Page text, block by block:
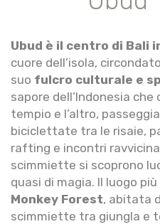
Ubud è il centro di Bali
cuore dell’isola,
suo fulcro culturale e
sapore dell’Indonesia che
tempio e l’altro,
biciclettate tra le risaie,
rafting e incontri
scimmiette si scoprono
quasi di magia. Il luogo
Monkey Forest, abitata
scimmiette tra giungla e